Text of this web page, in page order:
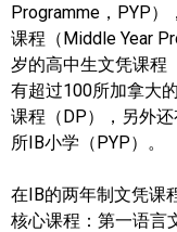
加拿大房地产网站
大多伦多教育网站
大多伦多医疗机构
加拿大银行贷款机构
大多伦多交通网络
Programme，PYP
课程（Middle Year
岁的高中生文凭课程
有超过100所加拿大
课程（DP），另外
所IB小学（PYP）。
在IB的两年制文凭课
核心课程：第一语言